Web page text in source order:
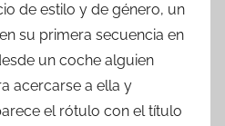
de estilo y de género, un
su primera secuencia en
un coche alguien
acercarse a ella y
el rótulo con el título